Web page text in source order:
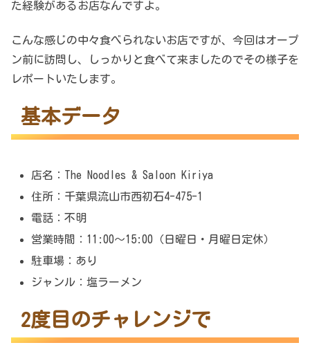
た経験があるお店なんですよ。
こんな感じの中々食べられないお店ですが、今回はオープ
ン前に訪問し、しっかりと食べて来ましたのでその様子を
レポートいたします。
基本データ
店名：The Noodles & Saloon Kiriya
住所：千葉県流山市西初石4-475-1
電話：不明
営業時間：11:00～15:00（日曜日・月曜日定休）
駐車場：あり
ジャンル：塩ラーメン
2度目のチャレンジで